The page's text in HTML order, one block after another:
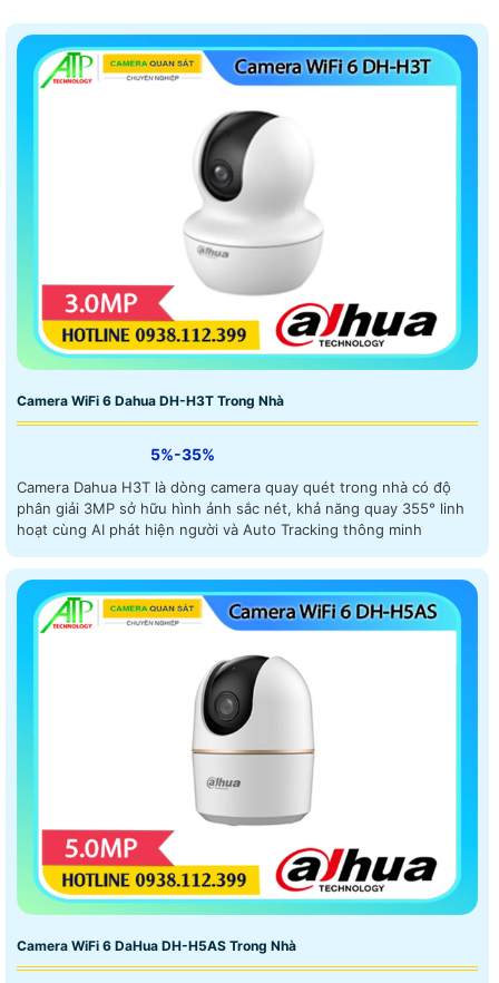
Camera WiFi 6 Dahua DH-H3T Trong Nhà
5%-35%
Camera Dahua H3T là dòng camera quay quét trong nhà có độ
phân giải 3MP sở hữu hình ảnh sắc nét, khả năng quay 355° linh
hoạt cùng AI phát hiện người và Auto Tracking thông minh
Camera WiFi 6 DaHua DH-H5AS Trong Nhà